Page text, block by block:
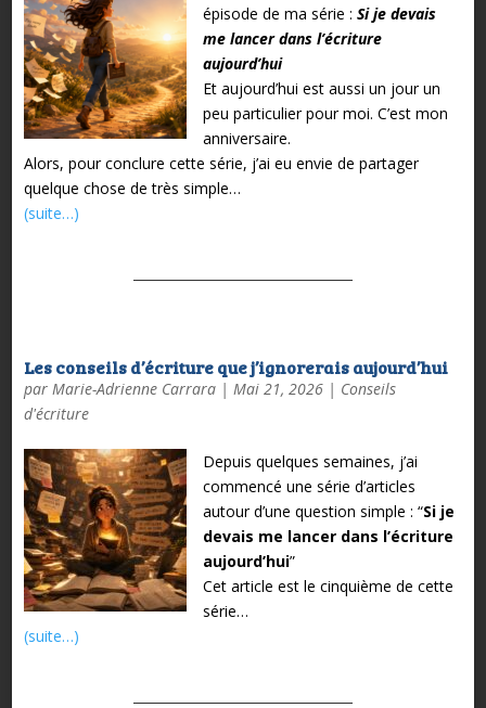
épisode de ma série : Si je devais
me lancer dans l’écriture
aujourd’hui
Et aujourd’hui est aussi un jour un
peu particulier pour moi. C’est mon
anniversaire.
Alors, pour conclure cette série, j’ai eu envie de partager
quelque chose de très simple…
(suite…)
Les conseils d’écriture que j’ignorerais aujourd’hui
par Marie-Adrienne Carrara| Mai 21, 2026| Conseils
d'écriture
Depuis quelques semaines, j’ai
commencé une série d’articles
autour d’une question simple : “Si je
devais me lancer dans l’écriture
aujourd’hui”
Cet article est le cinquième de cette
série…
(suite…)